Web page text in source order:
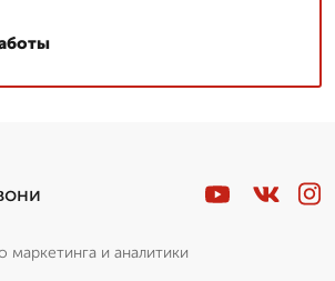
маркетинга и аналитики